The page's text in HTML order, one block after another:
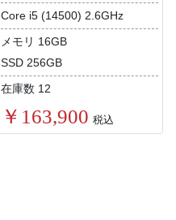
Core i5 (14500) 2.6GHz
メモリ 16GB
SSD 256GB
在庫数 12
￥163,900 税込